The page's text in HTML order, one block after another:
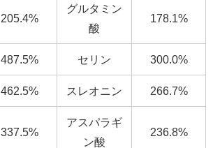
205.4%
グルタミン
酸
178.1%
487.5% セリン 300.0%
462.5% スレオニン 266.7%
337.5%
アスパラギ
ン酸
236.8%